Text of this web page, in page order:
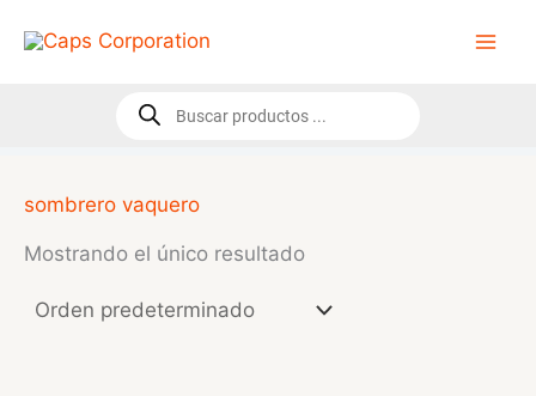
Búsqueda
de
sombrero vaquero
Mostrando el único resultado